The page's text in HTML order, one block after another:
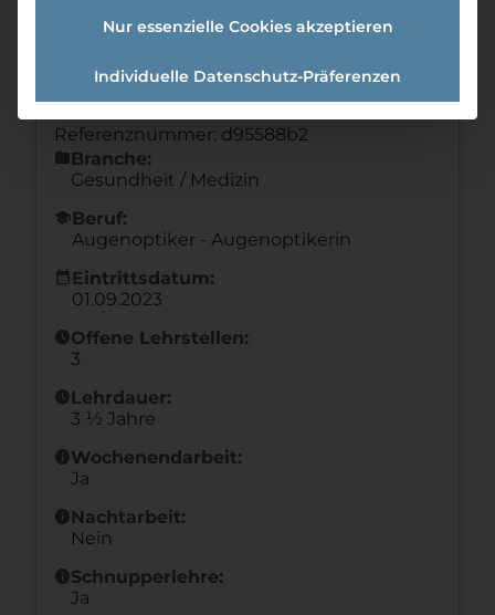
Details zur Lehrstelle
Referenznummer: d95588b2
folderBranche:
Gesundheit / Medizin
schoolBeruf:
Augenoptiker - Augenoptikerin
calendar_month Eintrittsdatum:
01.09.2023
scheduleOffene Lehrstellen:
3
scheduleLehrdauer:
3 ½ Jahre
infoWochenendarbeit:
Ja
infoNachtarbeit:
Nein
infoSchnupperlehre:
Ja
Nur essenzielle Cookies akzeptieren
Individuelle Datenschutz-Präferenzen